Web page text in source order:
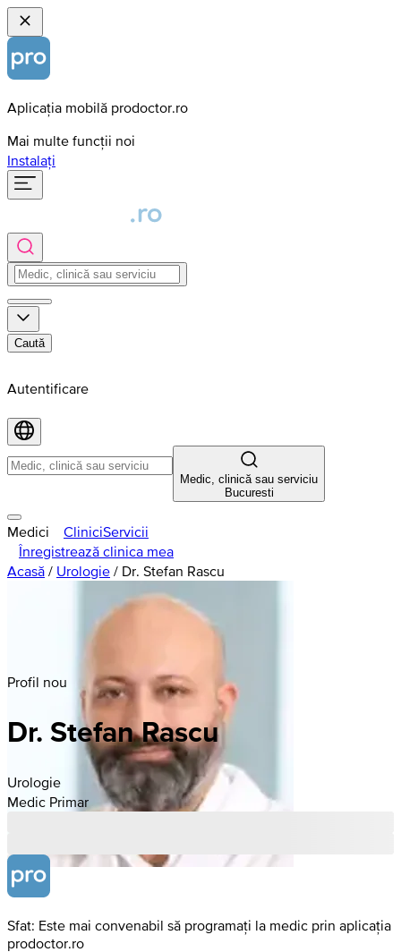
Aplicația mobilă prodoctor.ro
Mai multe funcții noi
Instalați
Caută
Autentificare
Medic, clinică sau serviciu
Bucuresti
Medici CliniciServicii
Înregistrează clinica mea
Acasă / Urologie / Dr. Stefan Rascu
Profil nou
Dr. Stefan Rascu
Urologie
Medic Primar
Sfat: Este mai convenabil să programați la medic prin aplicația
prodoctor.ro